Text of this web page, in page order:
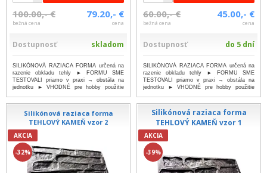
100.00,- €
bežná cena
79.20,- €
cena
Dostupnosť skladom
SILIKÓNOVÁ RAZIACA FORMA určená na
razenie obkladu tehly ► FORMU SME
TESTOVALI priamo v praxi → obstála na
jednotku ► VHODNÉ pre hobby použitie
60.00,- €
bežná cena
45.00,- €
cena
Dostupnosť do 5 dní
SILIKÓNOVÁ RAZIACA FORMA určená na
razenie obkladu tehly ► FORMU SME
TESTOVALI priamo v praxi → obstála na
jednotku ► VHODNÉ pre hobby použitie
Silikónová raziaca forma
TEHLOVÝ KAMEŇ vzor 2
AKCIA
-32%
Silikónová raziaca forma
TEHLOVÝ KAMEŇ vzor 1
AKCIA
-39%